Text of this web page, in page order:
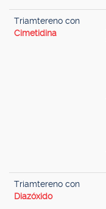
Triamtereno con
Cimetidina
Triamtereno con
Diazóxido